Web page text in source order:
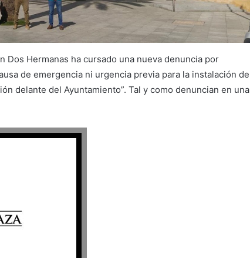
Dos Hermanas ha cursado una nueva denuncia por
de emergencia ni urgencia previa para la instalación de
delante del Ayuntamiento”. Tal y como denuncian en una